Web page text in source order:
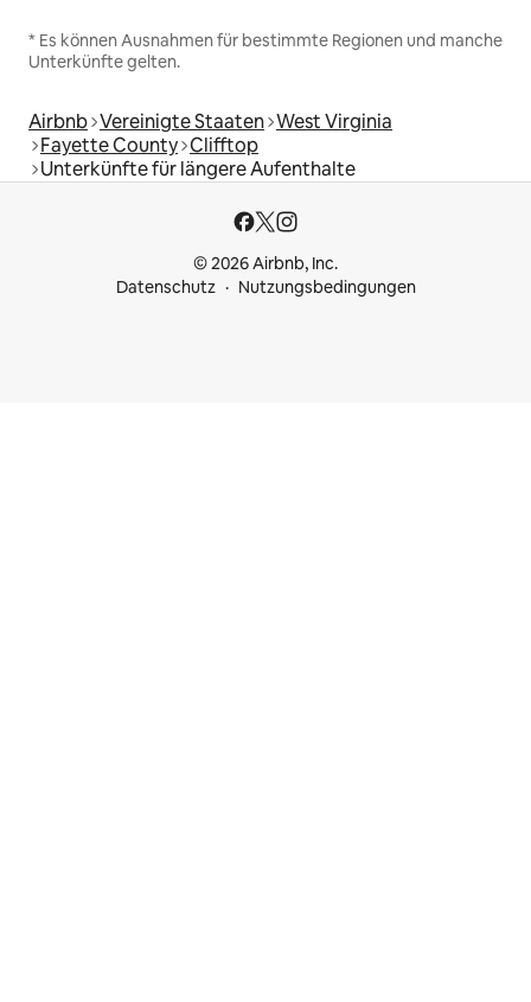
* Es können Ausnahmen für bestimmte Regionen und manche
Unterkünfte gelten.
Airbnb Vereinigte Staaten West Virginia
Fayette County Clifftop
Unterkünfte für längere Aufenthalte
© 2026 Airbnb, Inc.
Datenschutz
Nutzungsbedingungen